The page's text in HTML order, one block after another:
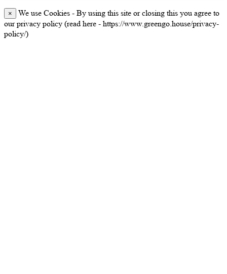
×
We use Cookies - By using this site or closing this you agree to
our privacy policy (read here - https://www.greengo.house/privacy-
policy/)